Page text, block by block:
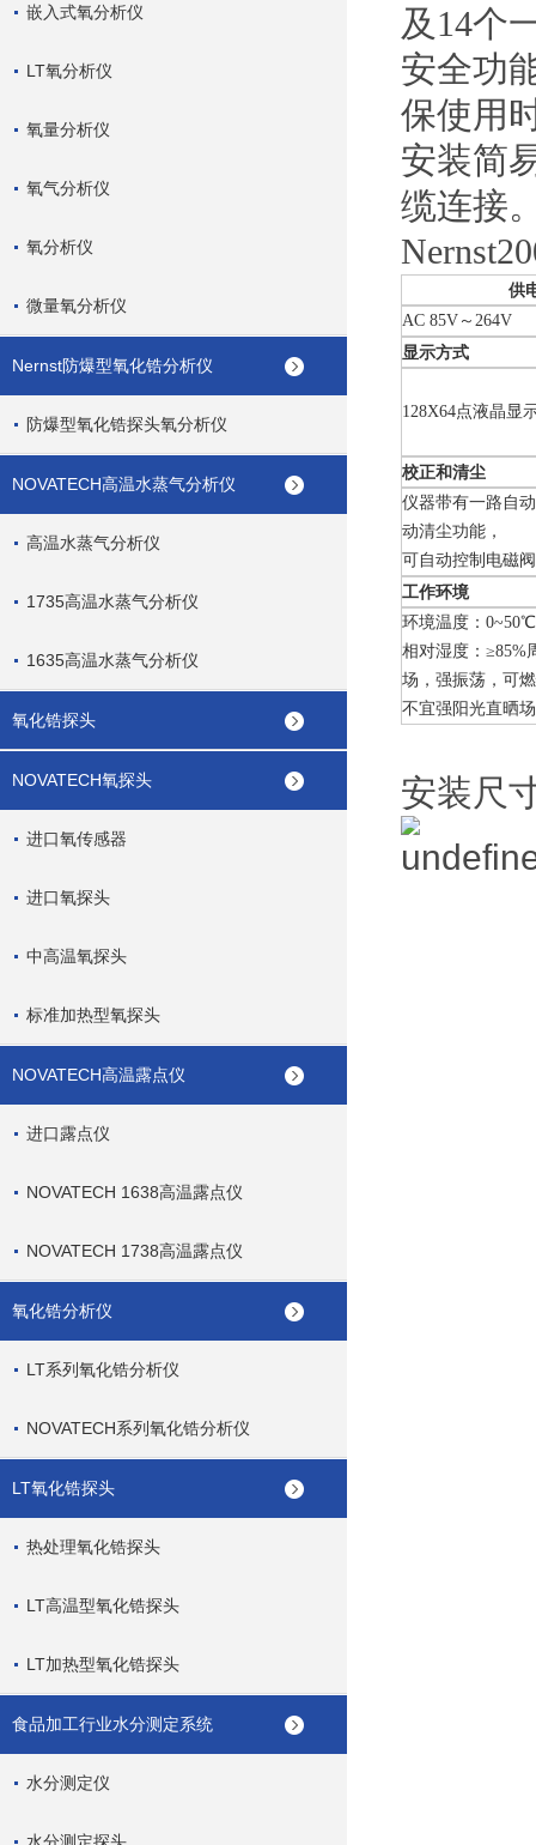
嵌入式氧分析仪
LT氧分析仪
氧量分析仪
氧气分析仪
氧分析仪
微量氧分析仪
Nernst防爆型氧化锆分析仪
防爆型氧化锆探头氧分析仪
NOVATECH高温水蒸气分析仪
高温水蒸气分析仪
1735高温水蒸气分析仪
1635高温水蒸气分析仪
氧化锆探头
NOVATECH氧探头
进口氧传感器
进口氧探头
中高温氧探头
标准加热型氧探头
NOVATECH高温露点仪
进口露点仪
NOVATECH 1638高温露点仪
NOVATECH 1738高温露点仪
氧化锆分析仪
LT系列氧化锆分析仪
NOVATECH系列氧化锆分析仪
LT氧化锆探头
热处理氧化锆探头
LT高温型氧化锆探头
LT加热型氧化锆探头
食品加工行业水分测定系统
水分测定仪
及14个
安全功
保使用
安装简
缆连接
供
AC 85V～264V
显示方式
128X64点液晶显
校正和清尘
仪器带有一路自
动清尘功能，
可自动控制电磁
工作环境
环境温度：0~50℃
相对湿度：≥85%
场，强振荡，可
不宜强阳光直晒
安装尺